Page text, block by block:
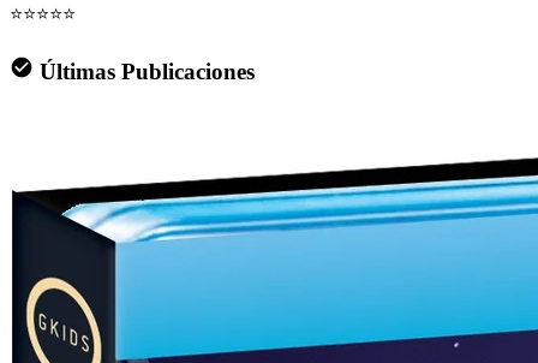
⭐⭐⭐⭐⭐
Últimas Publicaciones